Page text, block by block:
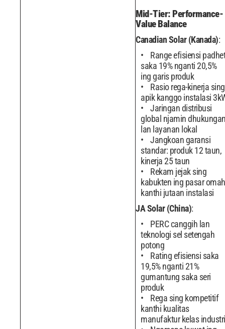
Mid-Tier: Performance-
Value Balance
Canadian Solar (Kanada):
Range efisiensi padhet
saka 19% nganti 20,5%
ing garis produk
Rasio rega-kinerja sing
apik kanggo instalasi
Jaringan distribusi
global njamin
lan layanan lokal
Jangkoan garansi
standar: produk 12 taun,
kinerja 25 taun
Rekam jejak sing
kabukten ing pasar omah
kanthi jutaan instalasi
JA Solar (China):
PERC canggih lan
teknologi sel setengah
potong
Rating efisiensi saka
19,5% nganti 21%
gumantung saka seri
produk
Rega sing kompetitif
kanthi kualitas
manufaktur kelas industri